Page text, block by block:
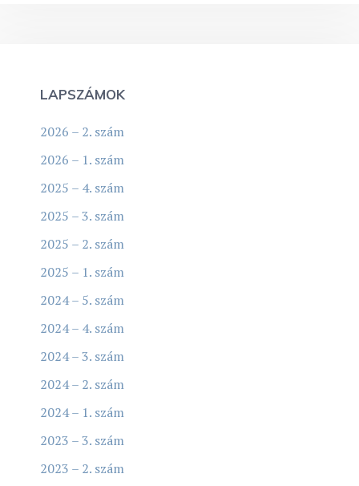
LAPSZÁMOK
2026 – 2. szám
2026 – 1. szám
2025 – 4. szám
2025 – 3. szám
2025 – 2. szám
2025 – 1. szám
2024 – 5. szám
2024 – 4. szám
2024 – 3. szám
2024 – 2. szám
2024 – 1. szám
2023 – 3. szám
2023 – 2. szám